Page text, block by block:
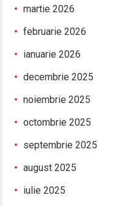
martie 2026
februarie 2026
ianuarie 2026
decembrie 2025
noiembrie 2025
octombrie 2025
septembrie 2025
august 2025
iulie 2025